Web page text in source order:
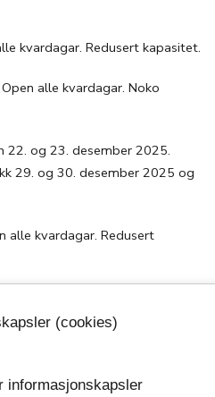
kvardagar. Redusert kapasitet.
Open alle kvardagar. Noko
22. og 23. desember 2025.
29. og 30. desember 2025 og
alle kvardagar. Redusert
er vaktklinikk 22. og 23.
kvardagar.
(cookies)
informasjonskapsler